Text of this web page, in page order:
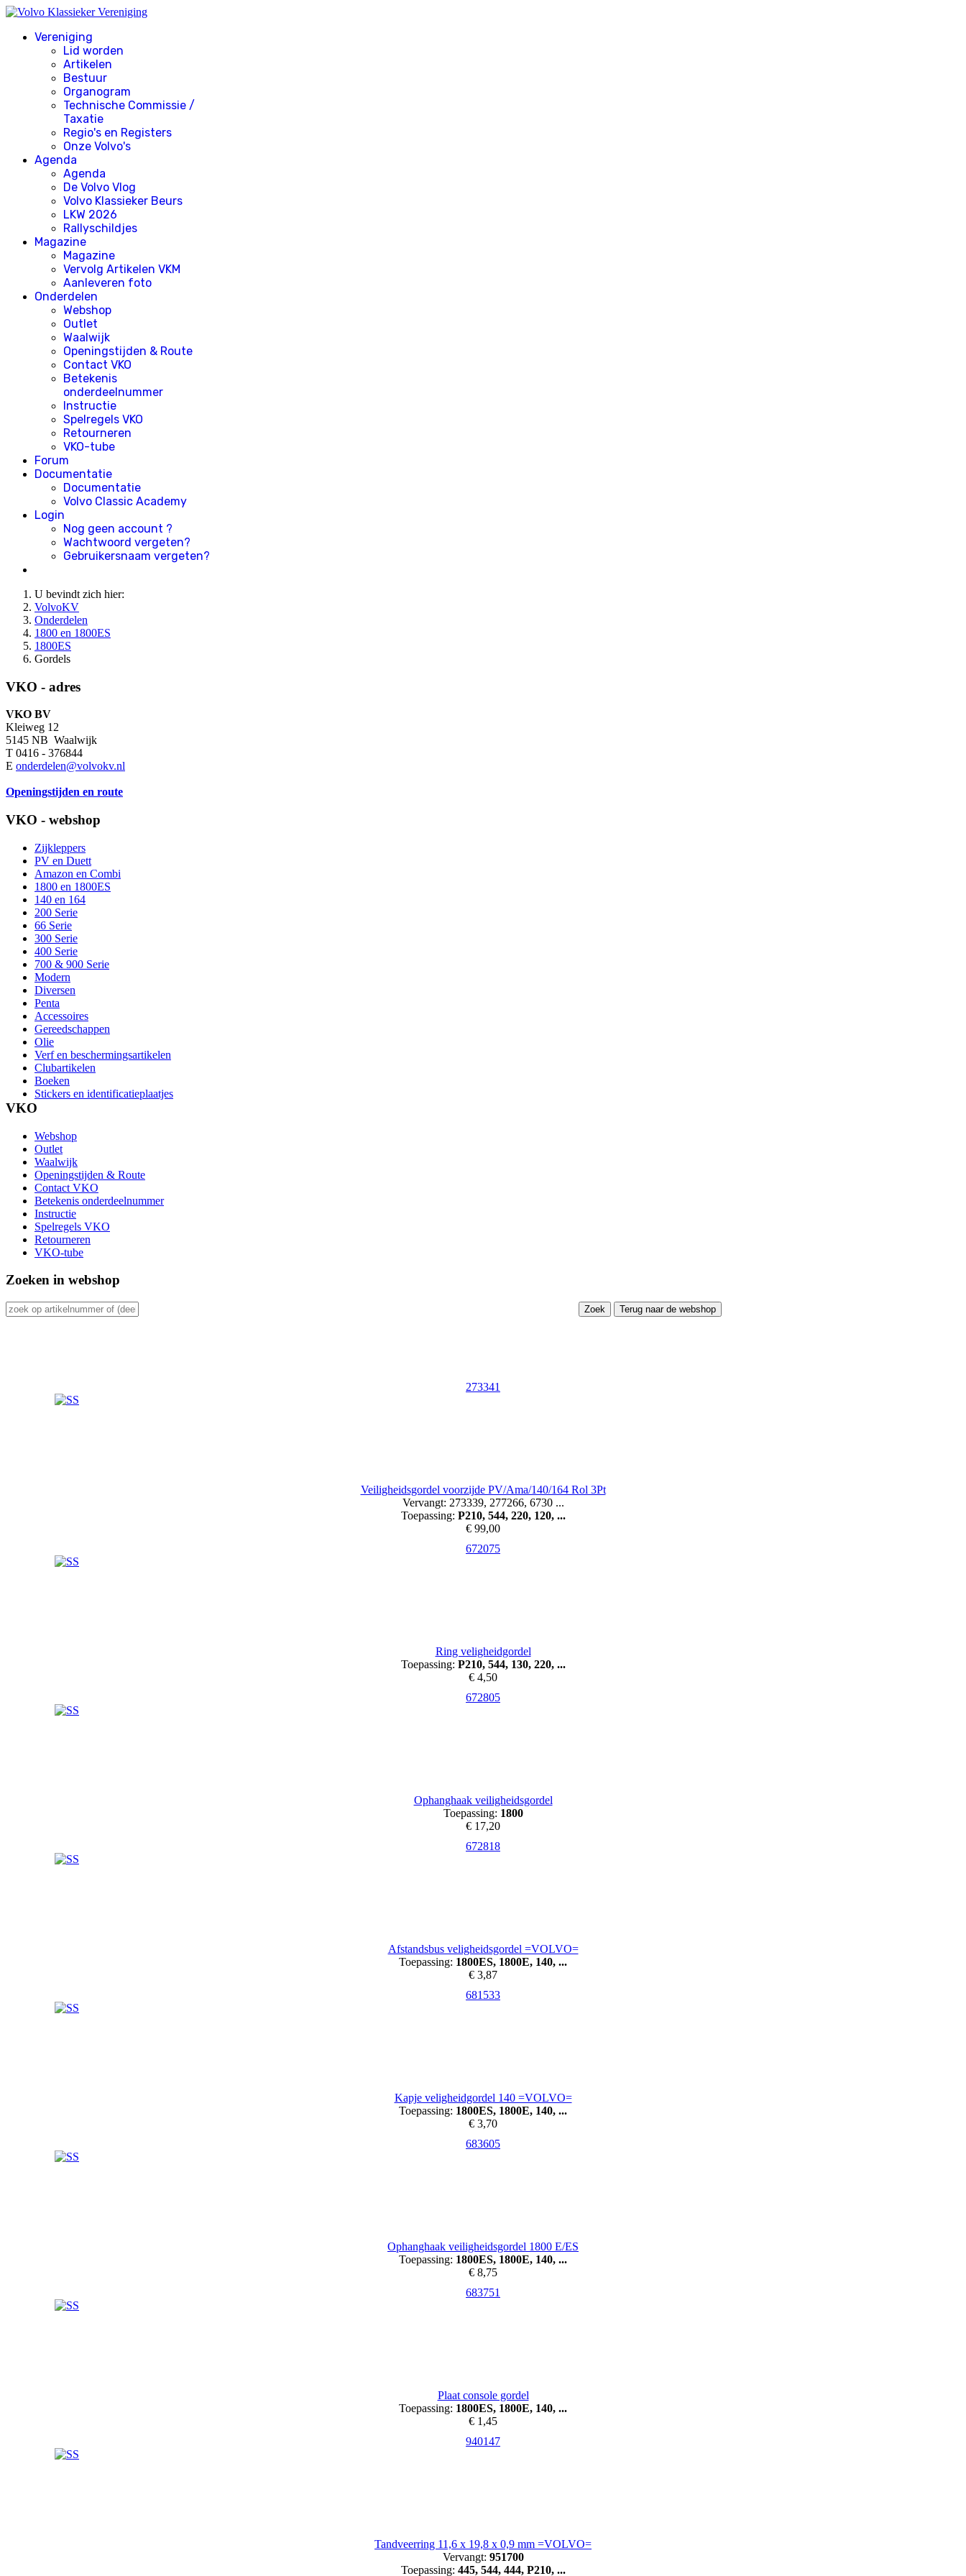
Vereniging
Lid worden
Artikelen
Bestuur
Organogram
Technische Commissie /
Taxatie
Regio's en Registers
Onze Volvo's
Agenda
Agenda
De Volvo Vlog
Volvo Klassieker Beurs
LKW 2026
Rallyschildjes
Magazine
Magazine
Vervolg Artikelen VKM
Aanleveren foto
Onderdelen
Webshop
Outlet
Waalwijk
Openingstijden & Route
Contact VKO
Betekenis
onderdeelnummer
Instructie
Spelregels VKO
Retourneren
VKO-tube
Forum
Documentatie
Documentatie
Volvo Classic Academy
Login
Nog geen account ?
Wachtwoord vergeten?
Gebruikersnaam vergeten?
U bevindt zich hier:
VolvoKV
Onderdelen
1800 en 1800ES
1800ES
Gordels
VKO - adres
VKO BV
Kleiweg 12
5145 NB Waalwijk
T 0416 - 376844
E onderdelen@volvokv.nl
Openingstijden en route
VKO - webshop
Zijkleppers
PV en Duett
Amazon en Combi
1800 en 1800ES
140 en 164
200 Serie
66 Serie
300 Serie
400 Serie
700 & 900 Serie
Modern
Diversen
Penta
Accessoires
Gereedschappen
Olie
Verf en beschermingsartikelen
Clubartikelen
Boeken
Stickers en identificatieplaatjes
VKO
Webshop
Outlet
Waalwijk
Openingstijden & Route
Contact VKO
Betekenis onderdeelnummer
Instructie
Spelregels VKO
Retourneren
VKO-tube
Zoeken in webshop
Terug naar de webshop
273341
Veiligheidsgordel voorzijde PV/Ama/140/164 Rol 3Pt
Vervangt: 273339, 277266, 6730 ...
Toepassing: P210, 544, 220, 120, ...
€ 99,00
672075
Ring veligheidgordel
Toepassing: P210, 544, 130, 220, ...
€ 4,50
672805
Ophanghaak veiligheidsgordel
Toepassing: 1800
€ 17,20
672818
Afstandsbus veligheidsgordel =VOLVO=
Toepassing: 1800ES, 1800E, 140, ...
€ 3,87
681533
Kapje veligheidgordel 140 =VOLVO=
Toepassing: 1800ES, 1800E, 140, ...
€ 3,70
683605
Ophanghaak veiligheidsgordel 1800 E/ES
Toepassing: 1800ES, 1800E, 140, ...
€ 8,75
683751
Plaat console gordel
Toepassing: 1800ES, 1800E, 140, ...
€ 1,45
940147
Tandveerring 11,6 x 19,8 x 0,9 mm =VOLVO=
Vervangt: 951700
Toepassing: 445, 544, 444, P210, ...